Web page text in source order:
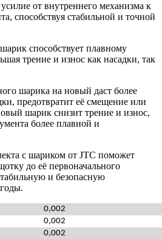
от внутреннего механизма к
способствуя стабильной и точной
способствует плавному
трение и износ как насадки, так
шарика на новый даст более
предотвратит её смещение или
шарик снизит трение и износ,
более плавной и
с шариком от JTC поможет
до её первоначального
и безопасную
0,002
0,002
0,002